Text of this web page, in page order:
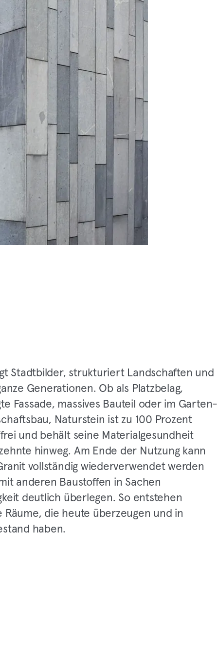
Stadtbilder, strukturiert Landschaften und
Generationen. Ob als Platzbelag,
Fassade, massives Bauteil oder im Garten-
Naturstein ist zu 100 Prozent
und behält seine Materialgesundheit
hinweg. Am Ende der Nutzung kann
vollständig wiederverwendet werden
anderen Baustoffen in Sachen
deutlich überlegen. So entstehen
die heute überzeugen und in
haben.